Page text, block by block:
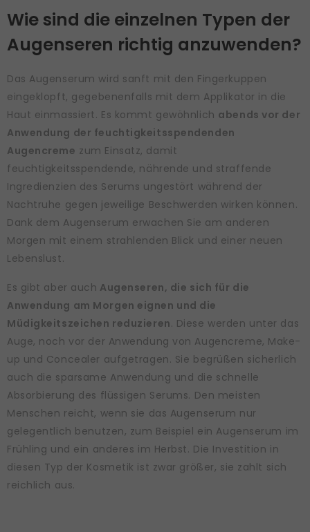
Wie sind die einzelnen Typen der
Augenseren richtig anzuwenden?
Das Augenserum wird sanft mit den Fingerkuppen
eingeklopft, gegebenenfalls mit dem Applikator in die
Haut einmassiert. Es kommt gewöhnlich abends vor der
Anwendung der feuchtigkeitsspendenden
Augencreme zum Einsatz, damit
feuchtigkeitsspendende, nährende und straffende
Ingredienzien des Serums ungestört während der
Nachtruhe gegen jeweilige Beschwerden wirken können.
Dank dem Augenserum erwachen Sie am anderen
Morgen mit einem strahlenden Blick und einer neuen
Lebenslust.
Es gibt aber auch Augenseren, die sich für die
Anwendung am Morgen eignen und die
Müdigkeitszeichen reduzieren. Diese werden unter das
Auge, noch vor der Anwendung von Augencreme, Make-
up und Concealer aufgetragen. Sie begrüßen sicherlich
auch die sparsame Anwendung und die schnelle
Absorbierung des flüssigen Serums. Den meisten
Menschen reicht, wenn sie das Augenserum nur
gelegentlich benutzen, zum Beispiel ein Augenserum im
Frühling und ein anderes im Herbst. Die Investition in
diesen Typ der Kosmetik ist zwar größer, sie zahlt sich
reichlich aus.